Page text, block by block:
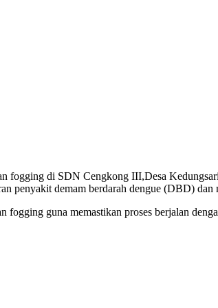
fogging di SDN Cengkong III,Desa
demam berdarah dengue (DBD) dan
guna memastikan proses berjalan